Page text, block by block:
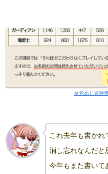
目覚めし冒険
これ去年も書かれ
消し忘れなんだと
今年もまた書いて